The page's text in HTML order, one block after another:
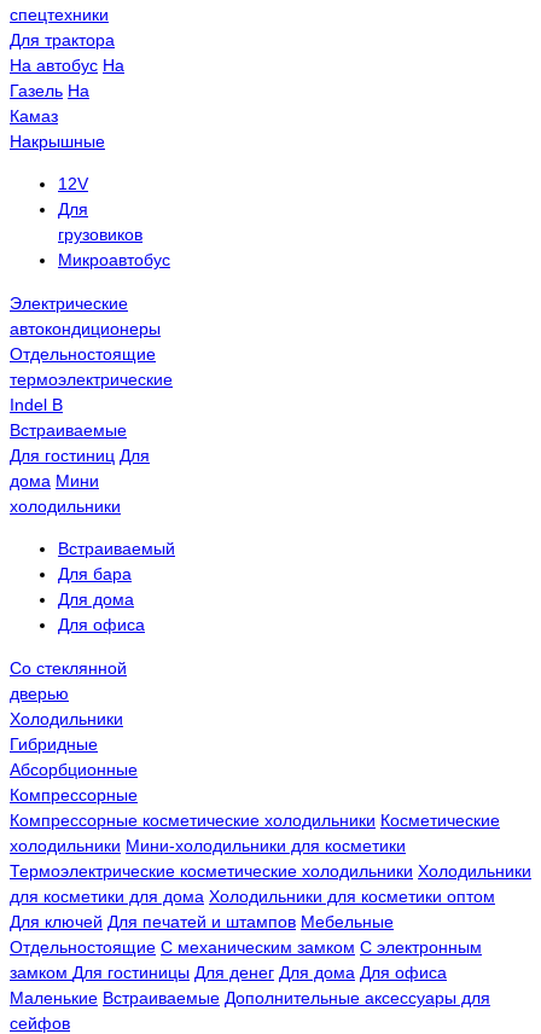
спецтехники
Для трактора
На автобус На
Газель На
Камаз
Накрышные
12V
Для
грузовиков
Микроавтобус
Электрические
автокондиционеры
Отдельностоящие
термоэлектрические
Indel B
Встраиваемые
Для гостиниц Для
дома Мини
холодильники
Встраиваемый
Для бара
Для дома
Для офиса
Со стеклянной
дверью
Холодильники
Гибридные
Абсорбционные
Компрессорные
Компрессорные косметические холодильники Косметические
холодильники Мини-холодильники для косметики
Термоэлектрические косметические холодильники Холодильники
для косметики для дома Холодильники для косметики оптом
Для ключей Для печатей и штампов Мебельные
Отдельностоящие С механическим замком С электронным
замком Для гостиницы Для денег Для дома Для офиса
Маленькие Встраиваемые Дополнительные аксессуары для
сейфов